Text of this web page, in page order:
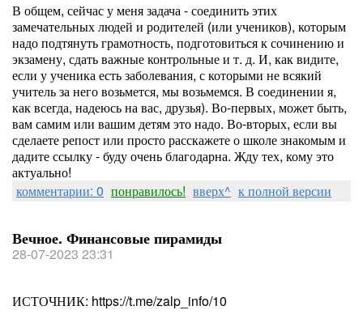
В общем, сейчас у меня задача - соединить этих
замечательных людей и родителей (или учеников), которым
надо подтянуть грамотность, подготовиться к сочинению и
экзамену, сдать важные контрольные и т. д. И, как видите,
если у ученика есть заболевания, с которыми не всякий
учитель за него возьмется, мы возьмемся. В соединении я,
как всегда, надеюсь на вас, друзья). Во-первых, может быть,
вам самим или вашим детям это надо. Во-вторых, если вы
сделаете репост или просто расскажете о школе знакомым и
дадите ссылку - буду очень благодарна. Жду тех, кому это
актуально!
комментарии: 0 понравилось! вверх^ к полной версии
Вечное. Финансовые пирамиды
28-07-2023 23:31
ИСТОЧНИК: https://t.me/zalp_info/10